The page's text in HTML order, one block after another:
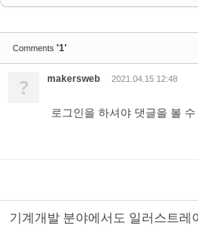
Comments '1'
? makersweb 2021.04.15 12:48
로그인을 하셔야 댓글을 볼 수
기계개발 분야에서도 일러스트레